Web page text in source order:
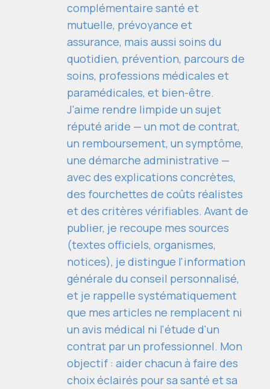
complémentaire santé et
mutuelle, prévoyance et
assurance, mais aussi soins du
quotidien, prévention, parcours de
soins, professions médicales et
paramédicales, et bien-être.
J'aime rendre limpide un sujet
réputé aride — un mot de contrat,
un remboursement, un symptôme,
une démarche administrative —
avec des explications concrètes,
des fourchettes de coûts réalistes
et des critères vérifiables. Avant de
publier, je recoupe mes sources
(textes officiels, organismes,
notices), je distingue l'information
générale du conseil personnalisé,
et je rappelle systématiquement
que mes articles ne remplacent ni
un avis médical ni l'étude d'un
contrat par un professionnel. Mon
objectif : aider chacun à faire des
choix éclairés pour sa santé et sa